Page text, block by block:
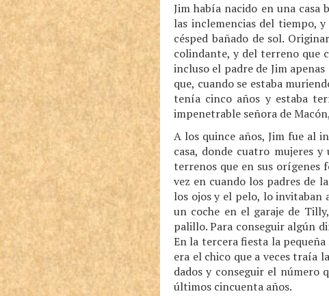
Jim había nacido en una casa
las inclemencias del tiempo,
césped bañado de sol.
colindante, y del terreno que
incluso el padre de Jim
que, cuando se estaba
tenía cinco años y estaba
impenetrable señora de
A los quince años, Jim fue al
casa, donde cuatro mujeres
terrenos que en sus orígenes
vez en cuando los padres de
los ojos y el pelo, lo invitaban
un coche en el garaje de
palillo. Para conseguir algún
En la tercera fiesta la
era el chico que a veces traía
dados y conseguir el número
últimos cincuenta años.